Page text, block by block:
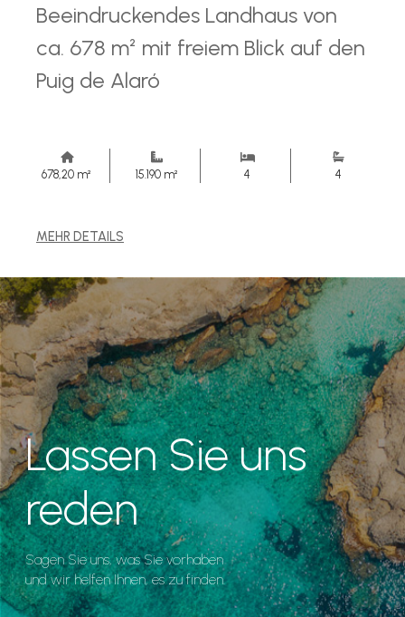
Beeindruckendes Landhaus von
ca. 678 m² mit freiem Blick auf den
Puig de Alaró
678,20 m² 15.190 m² 4 4
MEHR DETAILS
Lassen Sie uns
reden
Sagen Sie uns, was Sie vorhaben
und wir helfen Ihnen, es zu finden.